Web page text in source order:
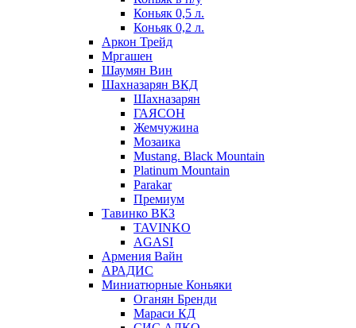
Коньяк 0,5 л.
Коньяк 0,2 л.
Аркон Трейд
Мргашен
Шаумян Вин
Шахназарян ВКД
Шахназарян
ГАЯСОН
Жемчужина
Мозаика
Mustang. Black Mountain
Platinum Mountain
Parakar
Премиум
Тавинко ВКЗ
TAVINKO
AGASI
Армения Вайн
АРАДИС
Миниатюрные Коньяки
Оганян Бренди
Мараси КД